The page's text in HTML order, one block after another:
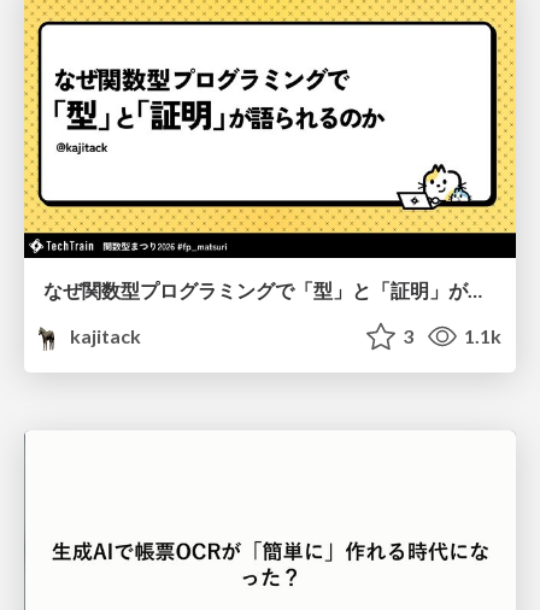
なぜ関数型プログラミングで「型」と「証明」が語られるのか #fp_matsuri
kajitack
3 1.1k